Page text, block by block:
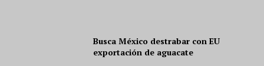
Busca México destrabar con EU
exportación de aguacate